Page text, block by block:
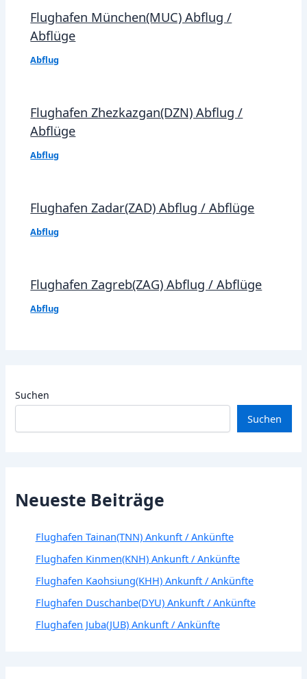
Flughafen München(MUC) Abflug /
Abflüge
Abflug
Flughafen Zhezkazgan(DZN) Abflug /
Abflüge
Abflug
Flughafen Zadar(ZAD) Abflug / Abflüge
Abflug
Flughafen Zagreb(ZAG) Abflug / Abflüge
Abflug
Suchen
Suchen
Neueste Beiträge
Flughafen Tainan(TNN) Ankunft / Ankünfte
Flughafen Kinmen(KNH) Ankunft / Ankünfte
Flughafen Kaohsiung(KHH) Ankunft / Ankünfte
Flughafen Duschanbe(DYU) Ankunft / Ankünfte
Flughafen Juba(JUB) Ankunft / Ankünfte